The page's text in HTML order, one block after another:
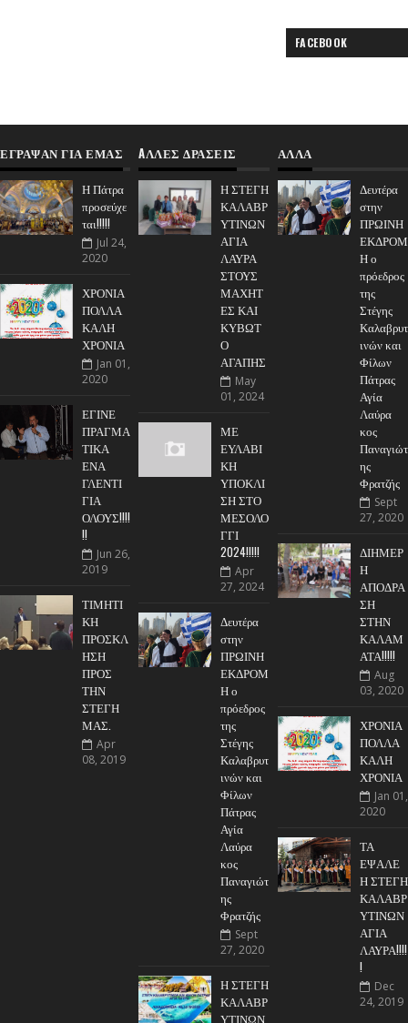
FACEBOOK
ΈΓΡΑΨΑΝ ΓΙΑ ΕΜΆΣ
Η Πάτρα
προσεύχε
ται!!!!!
Jul 24,
2020
ΧΡΟΝΙΑ
ΠΟΛΛΑ
ΚΑΛΗ
ΧΡΟΝΙΑ
Jan 01,
2020
ΕΓΙΝΕ
ΠΡΑΓΜΑ
ΤΙΚΑ
ΕΝΑ
ΓΛΕΝΤΙ
ΓΙΑ
ΟΛΟΥΣ!!!!
!!
Jun 26,
2019
ΤΙΜΗΤΙ
ΚΗ
ΠΡΟΣΚΛ
ΗΣΗ
ΠΡΟΣ
ΤΗΝ
ΣΤΕΓΗ
ΜΑΣ.
Apr
08, 2019
AΛΛΕΣ ΔΡΑΣΕΙΣ
Η ΣΤΕΓΗ
ΚΑΛΑΒΡ
ΥΤΙΝΩΝ
ΑΓΙΑ
ΛΑΥΡΑ
ΣΤΟΥΣ
ΜΑΧΗΤ
ΕΣ ΚΑΙ
ΚΥΒΩΤ
Ο
ΑΓΑΠΗΣ
May
01, 2024
ΜΕ
ΕΥΛΑΒΙ
ΚΗ
ΥΠΟΚΛΙ
ΣΗ ΣΤΟ
ΜΕΣΟΛΟ
ΓΓΙ
2024!!!!!
Apr
27, 2024
Δευτέρα
στην
ΠΡΩΙΝΗ
ΕΚΔΡΟΜ
Η ο
πρόεδρος
της
Στέγης
Καλαβρυτ
ινών και
Φίλων
Πάτρας
Αγία
Λαύρα
κος
Παναγιώτ
ης
Φρατζής
Sept
27, 2020
Η ΣΤΕΓΗ
ΚΑΛΑΒΡ
ΥΤΙΝΩΝ
ΑΛΛΑ
Δευτέρα
στην
ΠΡΩΙΝΗ
ΕΚΔΡΟΜ
Η ο
πρόεδρος
της
Στέγης
Καλαβρυτ
ινών και
Φίλων
Πάτρας
Αγία
Λαύρα
κος
Παναγιώτ
ης
Φρατζής
Sept
27, 2020
ΔΙΗΜΕΡ
Η
ΑΠΟΔΡΑ
ΣΗ
ΣΤΗΝ
ΚΑΛΑΜ
ΑΤΑ!!!!!
Aug
03, 2020
ΧΡΟΝΙΑ
ΠΟΛΛΑ
ΚΑΛΗ
ΧΡΟΝΙΑ
Jan 01,
2020
ΤΑ
ΕΨΑΛΕ
Η ΣΤΕΓΗ
ΚΑΛΑΒΡ
ΥΤΙΝΩΝ
ΑΓΙΑ
ΛΑΥΡΑ!!!!
!
Dec
24, 2019